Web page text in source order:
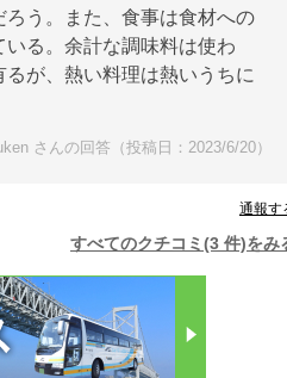
う。また、食事は食材への
る。余計な調味料は使わ
が、熱い料理は熱いうちに
さんの回答（投稿日：2023/6/20）
通報す
すべてのクチコミ(3 件)をみ